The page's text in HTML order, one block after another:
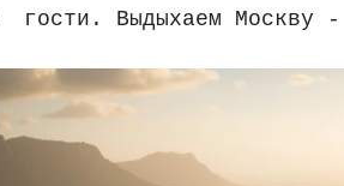
гости. Выдыхаем